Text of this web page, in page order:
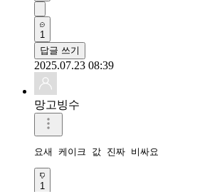
1
답글 쓰기
2025.07.23 08:39
망고빙수
요새 케이크 값 진짜 비싸요
1